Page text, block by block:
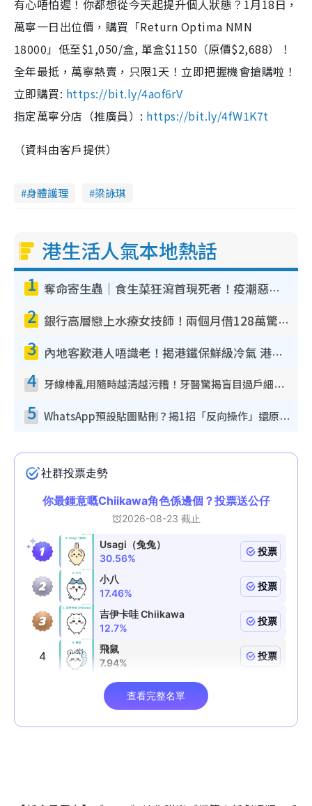
有心唔怕遲！你都想從今天起提升個人狀態？1月18日，
萬寧一日出位價，購買「Return Optima NMN
18000」低至$1,050/盒, 單盒$1150（原價$2,688）！
全年最抵，萬寧熱賣，只限1天！立即把握機會搶購啦！
立即購買: https://bit.ly/4aof6rV
指定萬寧分店（推廣員）: https://bit.ly/4fW1K7t
（資料由客戶提供）
身體護理 梁詠琪
港生活人氣本地熱話
1 奪命寄生蟲｜食生菜狂瀉首現死者！疫潮惡化錄1.8萬宗病例 揭洗菜3大謬誤
2 銀行高層戀上水療女技師！兩個月借128萬驚覺「沉船」沉落火海 揭背後疑似邪教操控賣淫
3 內地客歎港人唔識老！揭港鐵保鮮級冷氣 港人求放過：咪投訴
4 牙線棒亂用隨時越清越污糟！牙醫驚揭盲目過戶細菌恐致蛀牙：呢種先係日常真保養
5 WhatsApp預設貼圖點刪？揭1招「反向操作」還原簡潔介面 附3步實測教學